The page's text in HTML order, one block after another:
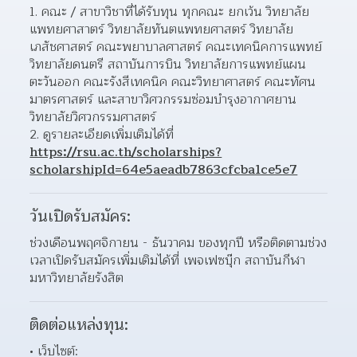
1. คณะ / สาขาวิชาที่ได้รับทุน ทุกคณะ ยกเว้น วิทยาลัย
แพทยศาสาตร์ วิทยาลัยทันตแพทยศาสตร์ วิทยาลัย
เภสัชศาสตร์ คณะพยาบาลศาสตร์ คณะเทคนิคการแพทย์
วิทยาลัยดนตรี สถาบันการบิน วิทยาลัยการแพทย์แผน
ตะวันออก คณะรังสีเทคนิค คณะวิทยาศาสตร์ คณะทัศน
มาตรศาสตร์ และสาขาวิศวกรรมซ่อมบำรุงอากาศยาน
วิทยาลัยวิศวกรรมศาสตร์
https://rsu.ac.th/scholarships?
scholarshipId=64e5aeadb7863cfcba1ce5e7
วันเปิดรับสมัคร:
ช่วงเดือนพฤศจิกายน - ธันวาคม ของทุกปี หรือติดตามช่วง
เวลาเปิดรับสมัครเพิ่มเติมได้ที่ เพจเฟซบุ๊ก สถาบันกีฬา
มหาวิทยาลัยรังสิต
ติดต่อแหล่งทุน: